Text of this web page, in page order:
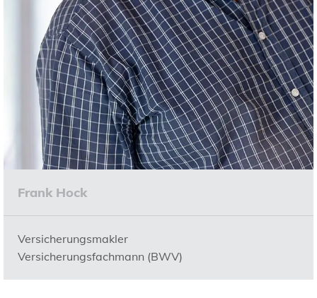
Frank Hock
Versicherungsmakler
Versicherungsfachmann (BWV)